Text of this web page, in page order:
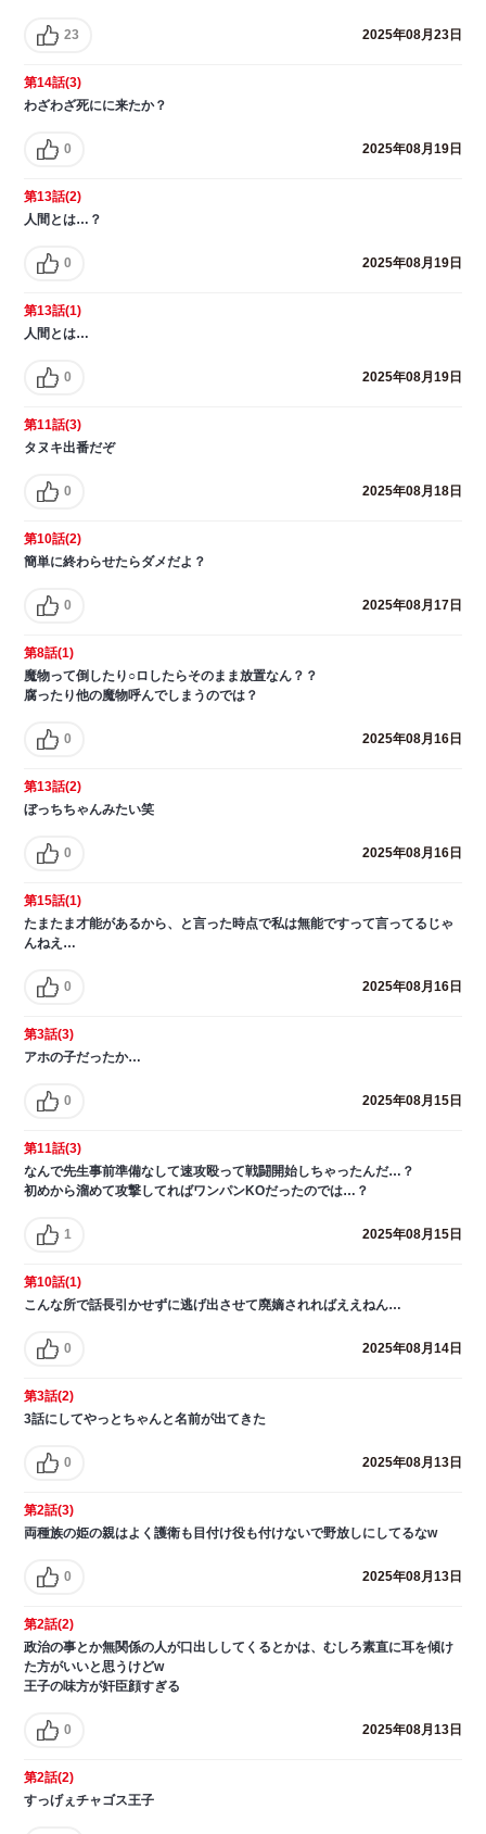
23 2025年08月23日
第14話(3)
わざわざ死にに来たか？
0 2025年08月19日
第13話(2)
人間とは…？
0 2025年08月19日
第13話(1)
人間とは…
0 2025年08月19日
第11話(3)
タヌキ出番だぞ
0 2025年08月18日
第10話(2)
簡単に終わらせたらダメだよ？
0 2025年08月17日
第8話(1)
魔物って倒したり○ロしたらそのまま放置なん？？
腐ったり他の魔物呼んでしまうのでは？
0 2025年08月16日
第13話(2)
ぼっちちゃんみたい笑
0 2025年08月16日
第15話(1)
たまたま才能があるから、と言った時点で私は無能ですって言ってるじゃ
んねえ…
0 2025年08月16日
第3話(3)
アホの子だったか…
0 2025年08月15日
第11話(3)
なんで先生事前準備なして速攻殴って戦闘開始しちゃったんだ…？
初めから溜めて攻撃してればワンパンKOだったのでは…？
1 2025年08月15日
第10話(1)
こんな所で話長引かせずに逃げ出させて廃嫡されればええねん…
0 2025年08月14日
第3話(2)
3話にしてやっとちゃんと名前が出てきた
0 2025年08月13日
第2話(3)
両種族の姫の親はよく護衛も目付け役も付けないで野放しにしてるなw
0 2025年08月13日
第2話(2)
政治の事とか無関係の人が口出ししてくるとかは、むしろ素直に耳を傾け
た方がいいと思うけどw
王子の味方が奸臣顔すぎる
0 2025年08月13日
第2話(2)
すっげぇチャゴス王子